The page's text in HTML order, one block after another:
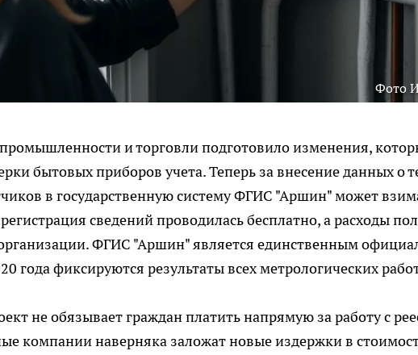
Фото
и торговли подготовило изменения,
бытовых приборов учета. Теперь за внесение данных о
в государственную систему ФГИС "Аршин" может
сведений проводилась бесплатно, а расходы
ФГИС "Аршин" является единственным
года фиксируются результаты всех метрологических
не обязывает граждан платить напрямую за работу с
компании наверняка заложат новые издержки в